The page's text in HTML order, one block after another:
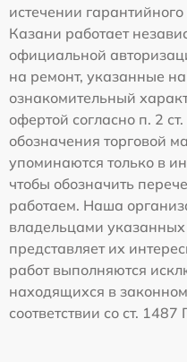
истечении
Казани работает
официальной
на ремонт, указанные
ознакомительный
офертой согласно п. 2
обозначения торговой
упоминаются только в
чтобы обозначить
работаем. Наша
владельцами
представляет их
работ выполняются
находящихся в
соответствии со ст.